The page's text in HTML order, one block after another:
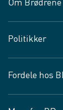
Om
Vagttelefon 30
Spørgsmål og
Job og karriere
Politikker
Cookies
Fordele hos